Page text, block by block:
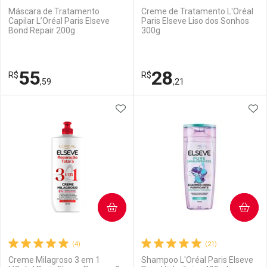
Ativar Desconto
Comprar sem Desconto
Por R$ 22,59/cada
Por R$ 22,59/cada
Ativar Desconto
Comprar sem Desconto
Por R$ 45,24/cada
Por R$ 45,24/cada
Máscara de Tratamento
Capilar L’Oréal Paris Elseve
Bond Repair 200g
R$55,59
Laboratório
Por Menos
Creme de Tratamento L'Oréal
Paris Elseve Liso dos Sonhos
300g
R$28,21
Laboratório
Por Menos
(4)
Creme Milagroso 3 em 1
ADICIONAR AOS FAVORITOS
COMPRAR
(21)
Shampoo L'Oréal Paris Elseve
COMPRAR